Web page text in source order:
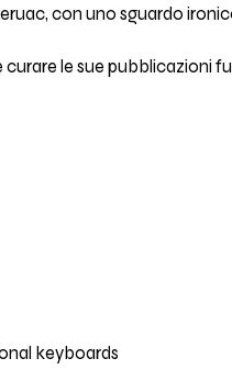
con uno sguardo
le sue pubblicazioni
keyboards